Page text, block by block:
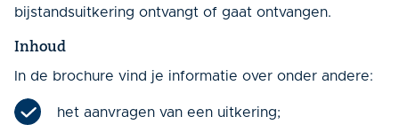
bijstandsuitkering ontvangt of gaat ontvangen.
Inhoud
In de brochure vind je informatie over onder andere:
het aanvragen van een uitkering;